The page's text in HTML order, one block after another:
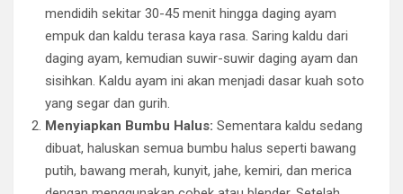
mendidih sekitar 30-45 menit hingga daging ayam
empuk dan kaldu terasa kaya rasa. Saring kaldu dari
daging ayam, kemudian suwir-suwir daging ayam dan
sisihkan. Kaldu ayam ini akan menjadi dasar kuah soto
yang segar dan gurih.
Menyiapkan Bumbu Halus: Sementara kaldu sedang
dibuat, haluskan semua bumbu halus seperti bawang
putih, bawang merah, kunyit, jahe, kemiri, dan merica